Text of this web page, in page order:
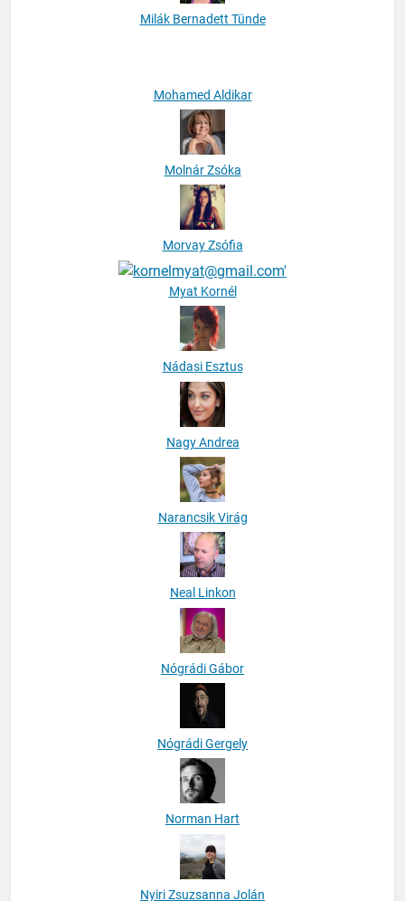
Mohamed Aldikar
Molnár Zsóka
Morvay Zsófia
Myat Kornél
Nádasi Esztus
Nagy Andrea
Narancsik Virág
Neal Linkon
Nógrádi Gábor
Nógrádi Gergely
Norman Hart